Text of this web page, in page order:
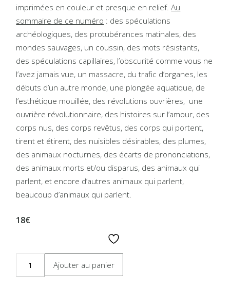
imprimées en couleur et presque en relief.Au
sommaire de ce numéro : des spéculations
archéologiques, des protubérances matinales, des
mondes sauvages, un coussin, des mots résistants,
des spéculations capillaires, l’obscurité comme vous ne
l’avez jamais vue, un massacre, du trafic d’organes, les
débuts d’un autre monde, une plongée aquatique, de
l’esthétique mouillée, des révolutions ouvrières, une
ouvrière révolutionnaire, des histoires sur l’amour, des
corps nus, des corps revêtus, des corps qui portent,
tirent et étirent, des nuisibles désirables, des plumes,
des animaux nocturnes, des écarts de prononciations,
des animaux morts et/ou disparus, des animaux qui
parlent, et encore d’autres animaux qui parlent,
beaucoup d’animaux qui parlent.
18€
Ajouter au panier